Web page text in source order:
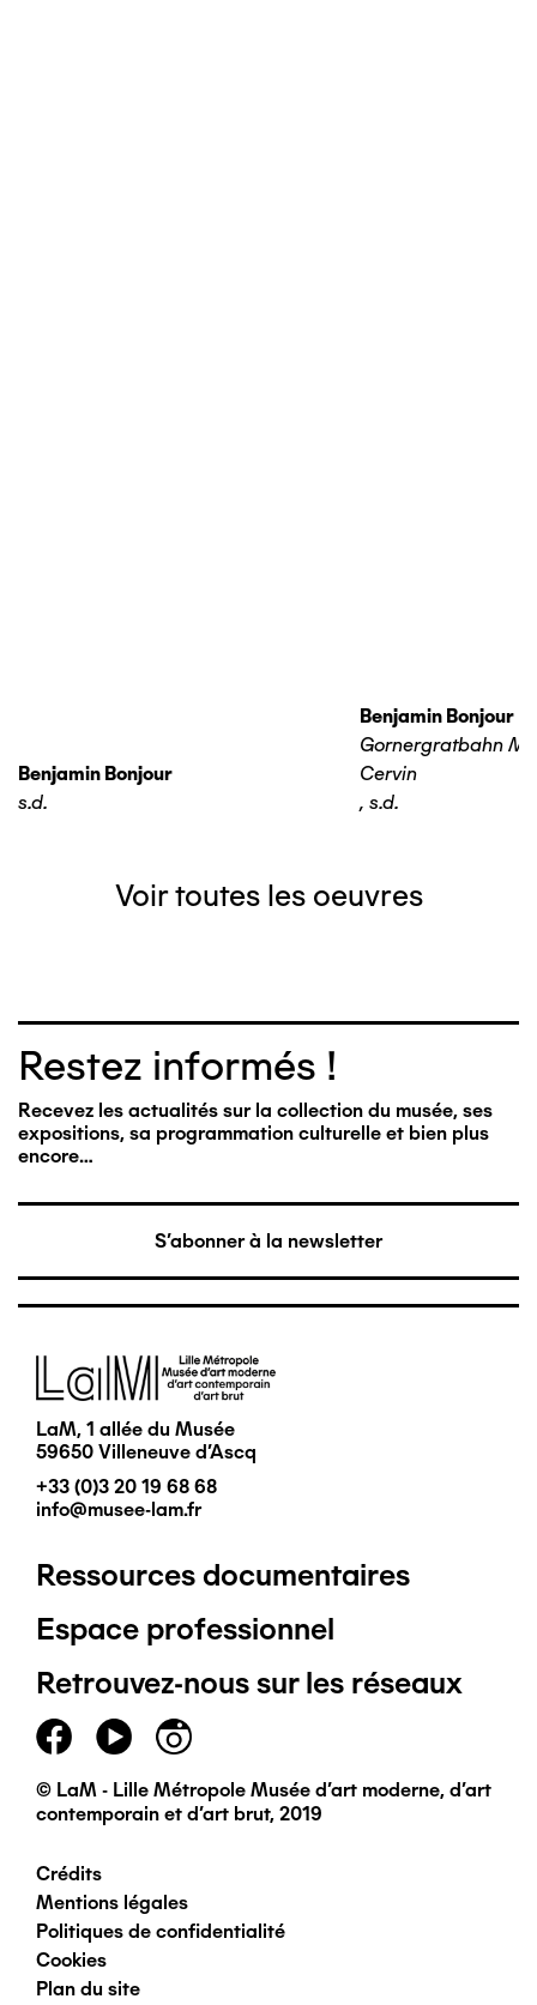
Benjamin Bonjour
s.d.
Benjamin Bonjour
Gornergratbahn
Cervin
, s.d.
Voir toutes les oeuvres
Restez informés !
Recevez les actualités sur la collection du musée, ses
expositions, sa programmation culturelle et bien plus
encore…
S'abonner à la newsletter
Image
LaM, 1 allée du Musée
59650 Villeneuve d'Ascq
+33 (0)3 20 19 68 68
info@musee-lam.fr
Pied
de
page
principal
Ressources documentaires
Espace professionnel
Retrouvez-nous sur les réseaux
© LaM - Lille Métropole Musée d'art moderne, d'art
contemporain et d'art brut, 2019
Pied
de
Crédits
Mentions légales
Politiques de confidentialité
Cookies
Plan du site